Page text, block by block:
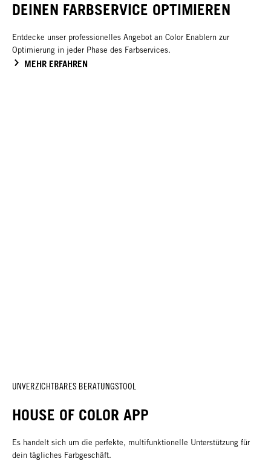
DEINEN FARBSERVICE OPTIMIEREN
Entdecke unser professionelles Angebot an Color Enablern zur
Optimierung in jeder Phase des Farbservices.
MEHR ERFAHREN
UNVERZICHTBARES BERATUNGSTOOL
HOUSE OF COLOR APP
Es handelt sich um die perfekte, multifunktionelle Unterstützung für
dein tägliches Farbgeschäft.